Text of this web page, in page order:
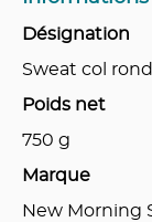
Désignation
Sweat col
Poids net
750 g
Marque
New Morning